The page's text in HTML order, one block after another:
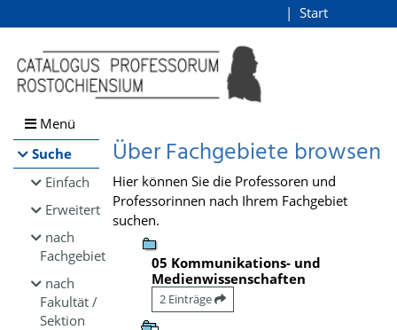
Browsen
direkt zum Inhalt
Start
Menü
Suche
Einfach
Erweitert
nach
Fachgebiet
nach
Fakultät /
Sektion
Über Fachgebiete browsen
Hier können Sie die Professoren und
Professorinnen nach Ihrem Fachgebiet
suchen.
05 Kommunikations- und
Medienwissenschaften
2 Einträge